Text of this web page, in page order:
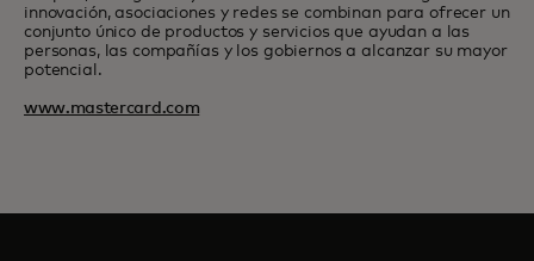
innovación, asociaciones y redes se combinan para ofrecer un
conjunto único de productos y servicios que ayudan a las
personas, las compañías y los gobiernos a alcanzar su mayor
potencial.
www.mastercard.com